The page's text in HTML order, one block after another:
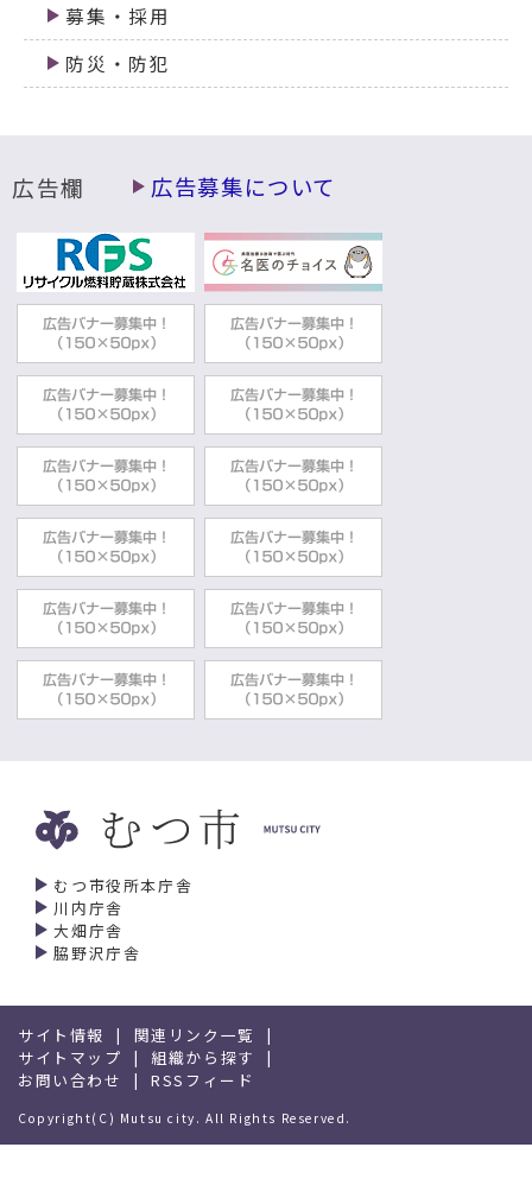
募集・採用
防災・防犯
広告欄 広告募集について
むつ市役所本庁舎
川内庁舎
大畑庁舎
脇野沢庁舎
サイト情報
関連リンク一覧
サイトマップ
組織から探す
お問い合わせ
RSSフィード
Copyright(C) Mutsu city. All Rights Reserved.